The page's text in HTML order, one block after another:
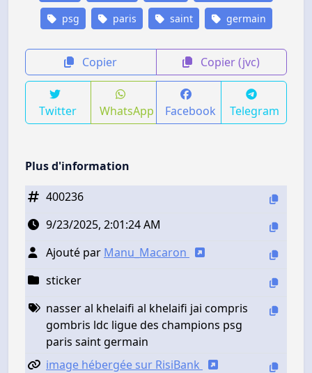
psg paris saint germain
Copier Copier (jvc)
Twitter WhatsApp Facebook Telegram
Plus d'information
400236
9/23/2025, 2:01:24 AM
Ajouté par Manu_Macaron
sticker
nasser al khelaifi al khelaifi jai compris
gombris ldc ligue des champions psg
paris saint germain
image hébergée sur RisiBank